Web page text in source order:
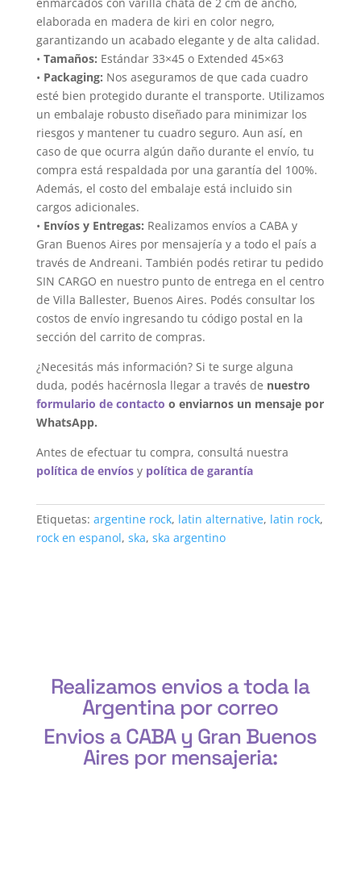
enmarcados con varilla chata de 2 cm de ancho,
elaborada en madera de kiri en color negro,
garantizando un acabado elegante y de alta calidad.
• Tamaños: Estándar 33×45 o Extended 45×63
• Packaging: Nos aseguramos de que cada cuadro
esté bien protegido durante el transporte. Utilizamos
un embalaje robusto diseñado para minimizar los
riesgos y mantener tu cuadro seguro. Aun así, en
caso de que ocurra algún daño durante el envío, tu
compra está respaldada por una garantía del 100%.
Además, el costo del embalaje está incluido sin
cargos adicionales.
• Envíos y Entregas: Realizamos envíos a CABA y
Gran Buenos Aires por mensajería y a todo el país a
través de Andreani. También podés retirar tu pedido
SIN CARGO en nuestro punto de entrega en el centro
de Villa Ballester, Buenos Aires. Podés consultar los
costos de envío ingresando tu código postal en la
sección del carrito de compras.
¿Necesitás más información? Si te surge alguna
duda, podés hacérnosla llegar a través de nuestro
formulario de contacto o enviarnos un mensaje por
WhatsApp.
Antes de efectuar tu compra, consultá nuestra
política de envíosy política de garantía
Etiquetas: argentine rock, latin alternative, latin rock,
rock en espanol, ska, ska argentino
Realizamos envios a toda la
Argentina por correo
Envios a CABA y Gran Buenos
Aires por mensajeria: